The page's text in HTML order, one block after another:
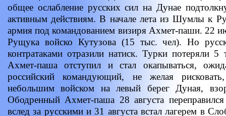
общее ослабление русских сил на Дунае
активным действиям. В начале лета из Шумлы к
армия под командованием визиря Ахмет-паши. 22
Рущука войско Кутузова (15 тыс. чел). Но
контратаками отразили натиск. Турки потеряли
Ахмет-паша отступил и стал окапываться,
российский командующий, не желая
небольшим войском на левый берег Дуная,
Ободренный Ахмет-паша 28 августа
вслед за русскими и 31 августа встал лагерем в